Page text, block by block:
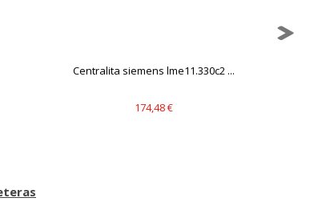
Centralita siemens lme11.330c2 ...
174,48 €